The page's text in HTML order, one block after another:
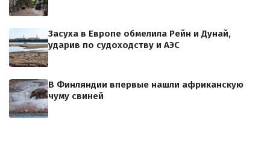
Засуха в Европе обмелила Рейн и Дунай,
ударив по судоходству и АЭС
В Финляндии впервые нашли африканскую
чуму свиней